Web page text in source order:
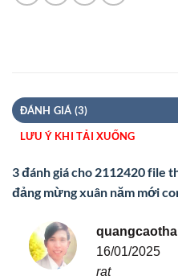
ĐÁNH GIÁ (3)
LƯU Ý KHI TẢI XUỐNG
3 đánh giá cho 2112420 file
đảng mừng xuân năm mới
16/01/2025
rat